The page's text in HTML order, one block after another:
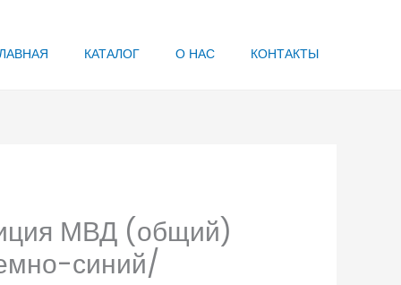
КАТАЛОГ О НАС КОНТАКТЫ
МВД (общий)
синий/